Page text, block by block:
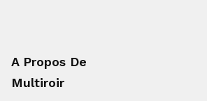
A Propos De
Multiroir